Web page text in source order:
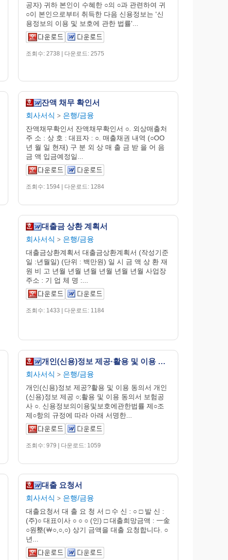
공자) 귀하 본인이 수혜한 ○의 ○과 관련하여 귀
○이 본인으로부터 취득한 다음 신용정보는 '신
용정보의 이용 및 보호에 관한 법률'...
조회수: 2738 | 다운로드: 2575
잔액 채무 확인서
회사서식 > 은행/금융
잔액채무확인서 잔액채무확인서 ○. 외상매출처
주 소 : 상 호 : 대표자 : ○. 매출채권 내역 (○OO
년 월 일 현재) 구 분 외 상 매 출 금 받 을 어 음
금 액 입금예정일...
조회수: 1594 | 다운로드: 1284
대출금 상환 계획서
회사서식 > 은행/금융
대출금상환계획서 대출금상환계획서 (작성기준
일 :년월일) (단위 : 백만원) 일 시 금 액 상 환 재
원 비 고 년월 년월 년월 년월 년월 년월 사업장
주소 : 기 업 체 명 :...
조회수: 1433 | 다운로드: 1184
개인(신용)정보 제공·활용 및 이용 동의서
회사서식 > 은행/금융
개인(신용)정보 제공?활용 및 이용 동의서 개인
(신용)정보 제공 ○;활용 및 이용 동의서 보험공
사 ○. 신용정보의이용및보호에관한법률 제○조
제○항의 규정에 따라 아래 서명한...
조회수: 979 | 다운로드: 1059
대출 요청서
회사서식 > 은행/금융
대출요청서 대 출 요 청 서 □ 수 신 : ○ □ 발 신 :
(주)○ 대표이사 ○ ○ ○ (인) □ 대출희망금액 : 一金
○원整(￦○,○,○) 상기 금액을 대출 요청합니다. ○
년...